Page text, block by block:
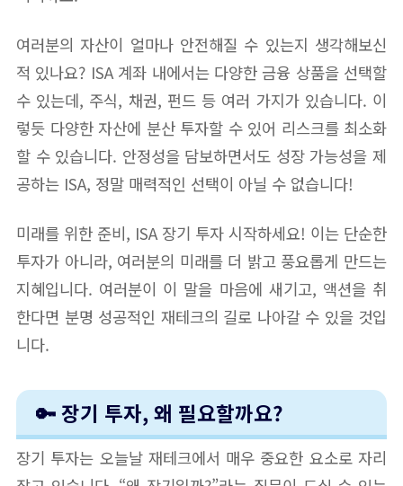
여러분의 자산이 얼마나 안전해질 수 있는지 생각해보신
적 있나요? ISA 계좌 내에서는 다양한 금융 상품을 선택할
수 있는데, 주식, 채권, 펀드 등 여러 가지가 있습니다. 이
렇듯 다양한 자산에 분산 투자할 수 있어 리스크를 최소화
할 수 있습니다. 안정성을 담보하면서도 성장 가능성을 제
공하는 ISA, 정말 매력적인 선택이 아닐 수 없습니다!
미래를 위한 준비, ISA 장기 투자 시작하세요! 이는 단순한
투자가 아니라, 여러분의 미래를 더 밝고 풍요롭게 만드는
지혜입니다. 여러분이 이 말을 마음에 새기고, 액션을 취
한다면 분명 성공적인 재테크의 길로 나아갈 수 있을 것입
니다.
🔑 장기 투자, 왜 필요할까요?
장기 투자는 오늘날 재테크에서 매우 중요한 요소로 자리